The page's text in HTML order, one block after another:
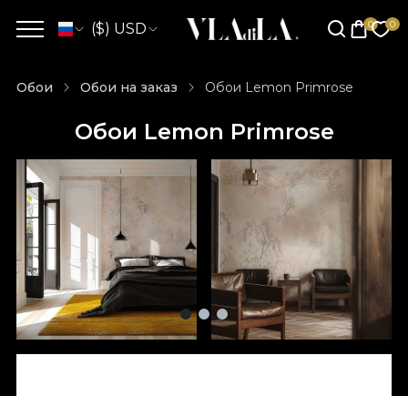
($) USD
Обои Обои на заказ Обои Lemon Primrose
Обои Lemon Primrose